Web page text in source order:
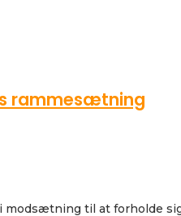
rammesætning
til at forholde